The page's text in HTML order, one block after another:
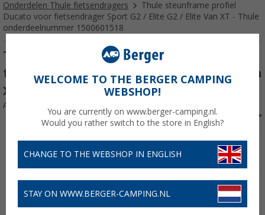
Onderdelen Thule fietsendragers
Thule steunframe profiel
Ducato voor fietsendrager Sport G2 / Elite G2 / Elite Van XT - Thule
onderdeelnummer 1500601518
Thule steunframe profiel Ducato voor
fietsendrager Sport G2 / Elite G2 / Elite Van
XT - Thule onderdeelnummer 1500601518
Artikelnr: 678427
WELCOME TO THE BERGER CAMPING
WEBSHOP!
You are currently on www.berger-camping.nl.
Would you rather switch to the store in English?
CHANGE TO THE WEBSHOP IN ENGLISH
STAY ON WWW.BERGER-CAMPING.NL